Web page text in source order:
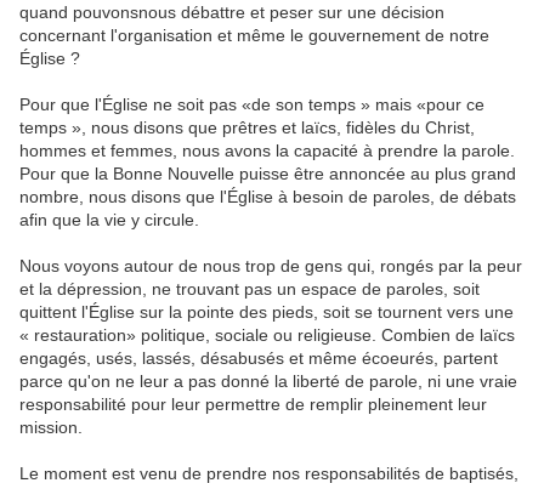
quand pouvonsnous débattre et peser sur une décision
concernant l'organisation et même le gouvernement de notre
Église ?
Pour que l'Église ne soit pas «de son temps » mais «pour ce
temps », nous disons que prêtres et laïcs, fidèles du Christ,
hommes et femmes, nous avons la capacité à prendre la parole.
Pour que la Bonne Nouvelle puisse être annoncée au plus grand
nombre, nous disons que l'Église à besoin de paroles, de débats
afin que la vie y circule.
Nous voyons autour de nous trop de gens qui, rongés par la peur
et la dépression, ne trouvant pas un espace de paroles, soit
quittent l'Église sur la pointe des pieds, soit se tournent vers une
« restauration» politique, sociale ou religieuse. Combien de laïcs
engagés, usés, lassés, désabusés et même écoeurés, partent
parce qu'on ne leur a pas donné la liberté de parole, ni une vraie
responsabilité pour leur permettre de remplir pleinement leur
mission.
Le moment est venu de prendre nos responsabilités de baptisés,